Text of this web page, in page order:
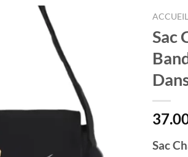
ACCUEIL
Sac
Sac